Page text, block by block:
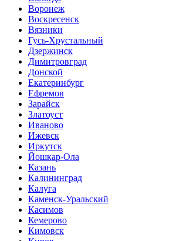
Воронеж
Воскресенск
Вязники
Гусь-Хрустальный
Дзержинск
Димитровград
Донской
Екатеринбург
Ефремов
Зарайск
Златоуст
Иваново
Ижевск
Иркутск
Йошкар-Ола
Казань
Калининград
Калуга
Каменск-Уральский
Касимов
Кемерово
Кимовск